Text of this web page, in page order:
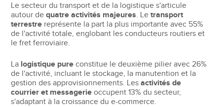
Le secteur du transport et de la logistique s'articule
autour dequatre activités majeures. Letransport
terrestre représente la part la plus importante avec 55%
de l'activité totale, englobant les conducteurs routiers et
le fret ferroviaire.
La logistique pure constitue le deuxième pilier avec 26%
de l'activité, incluant le stockage, la manutention et la
gestion des approvisionnements. Lesactivités de
courrier et messagerie occupent 13% du secteur,
s'adaptant à la croissance du e-commerce.